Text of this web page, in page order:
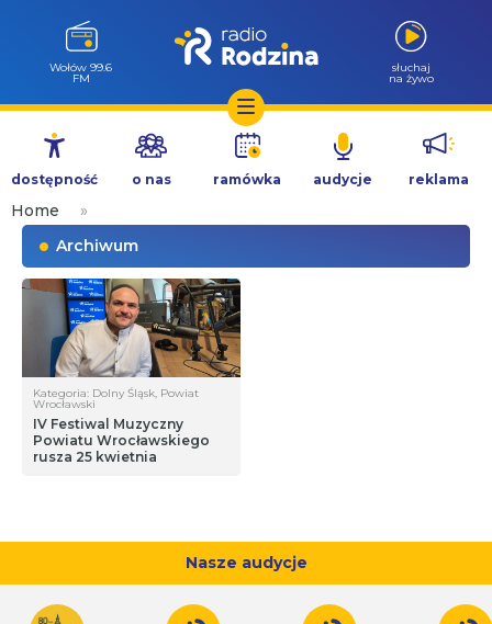
Przejdź
treści
Wołów 99.6
FM
słuchaj
na żywo
dostępność o nas ramówka audycje reklama
Home
»
Archiwum
Kategoria: Dolny Śląsk, Powiat
Wrocławski
IV Festiwal Muzyczny
Powiatu Wrocławskiego
rusza 25 kwietnia
Nasze audycje